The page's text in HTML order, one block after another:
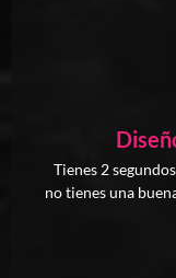
Tienes 2
no tienes una